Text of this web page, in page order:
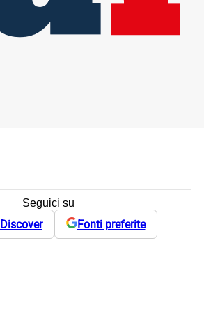
Seguici su
Discover Fonti preferite